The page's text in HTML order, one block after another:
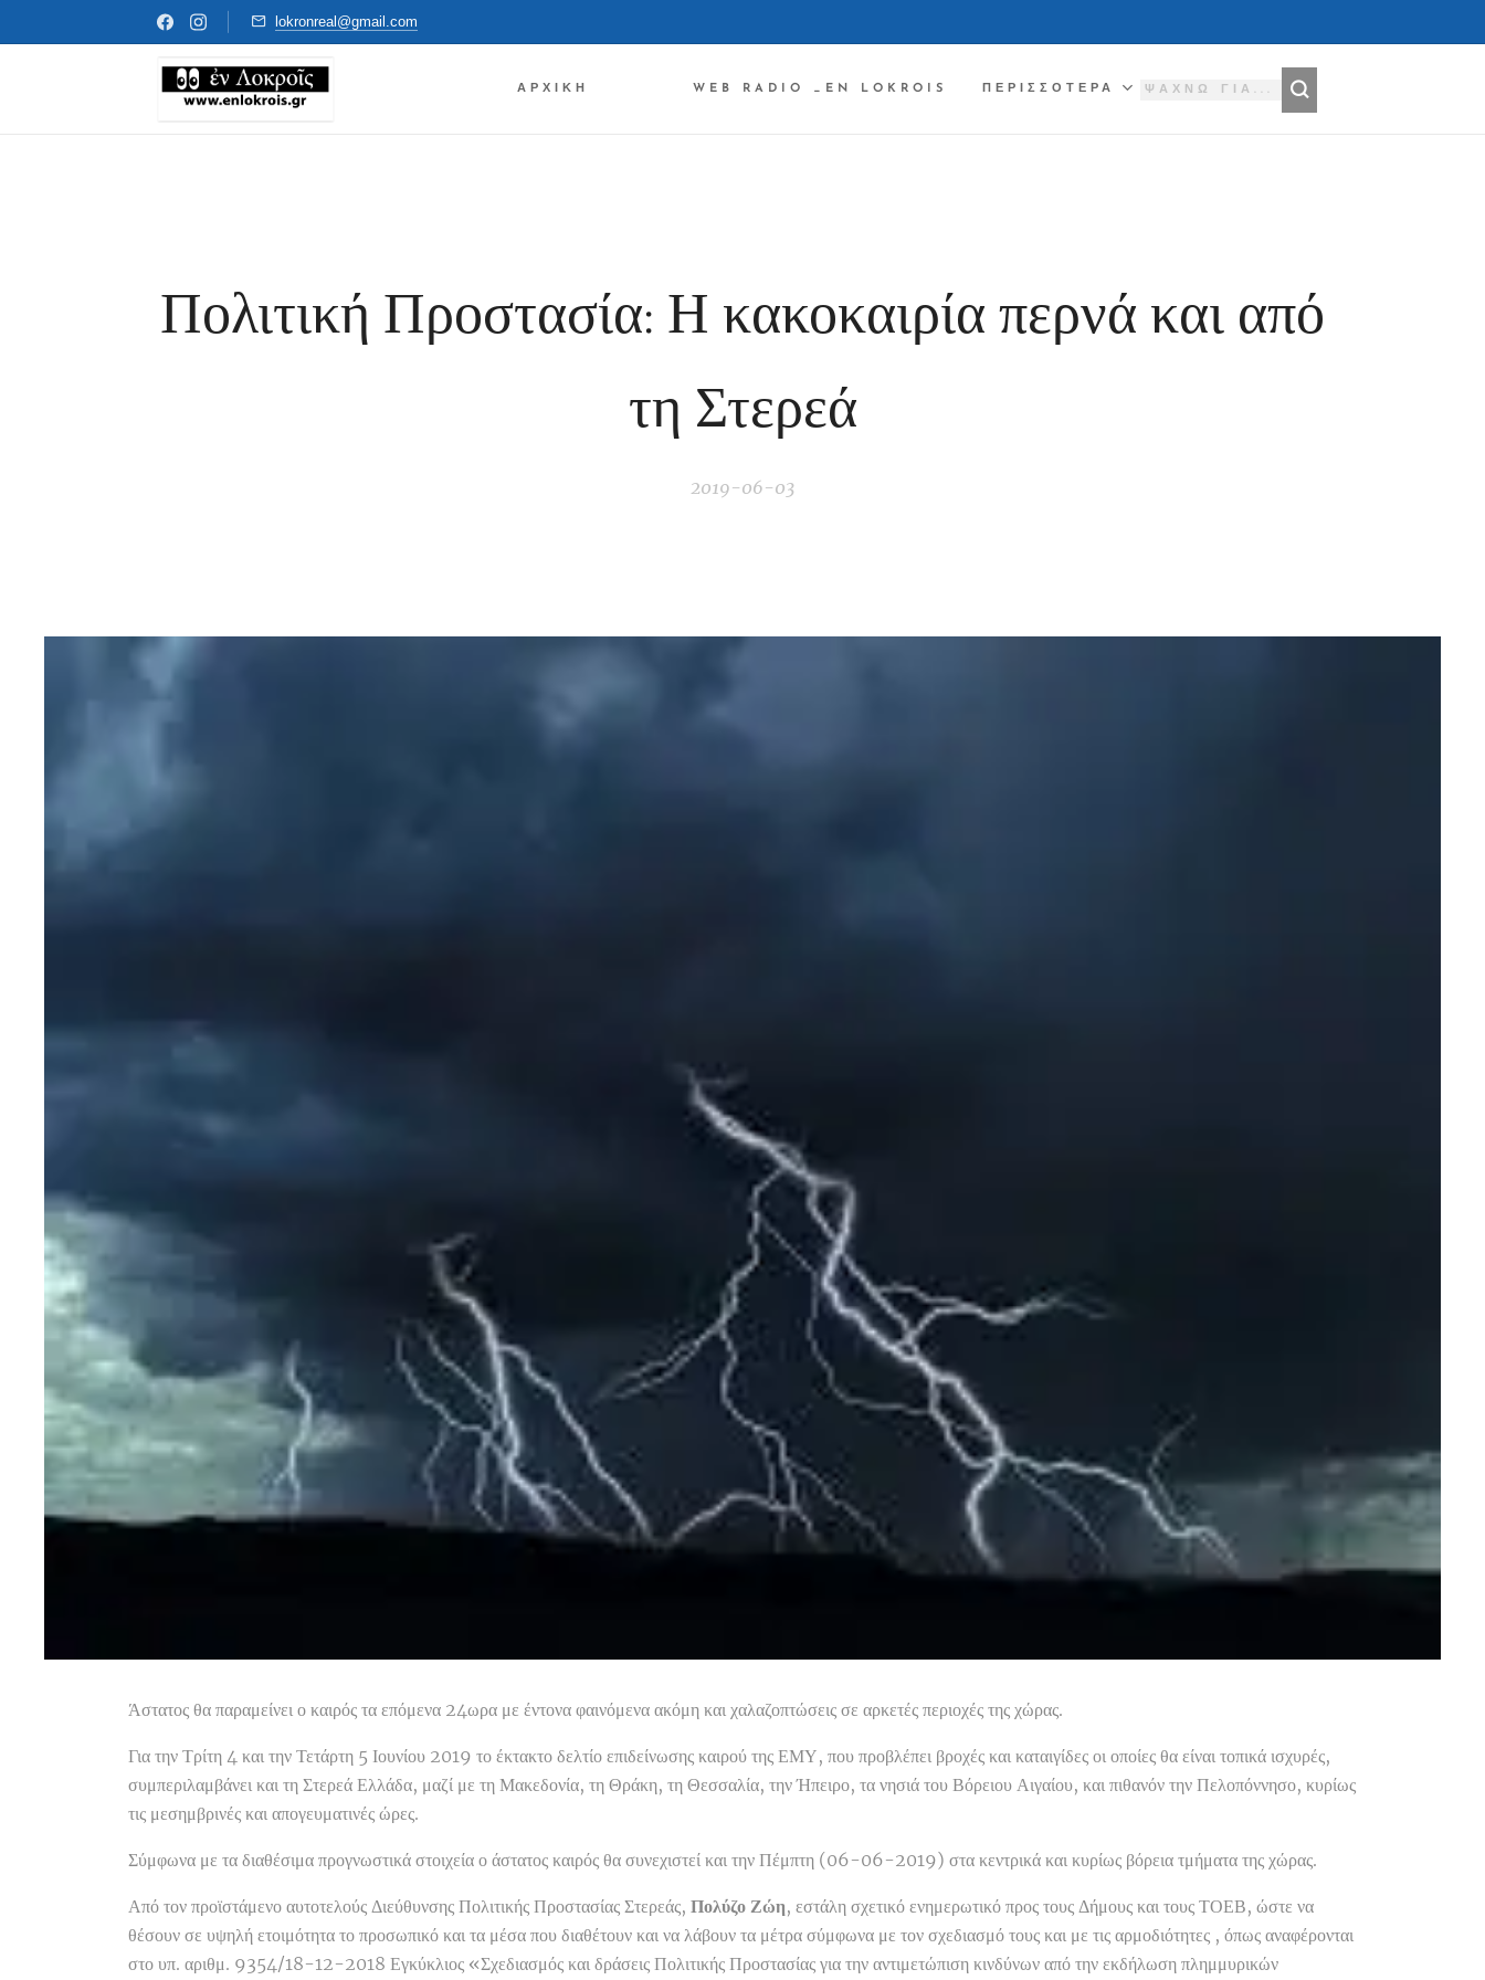
lokronreal@gmail.com
ΑΡΧΙΚΉ ✔✔✔ WEB RADIO _EN LOKROIS ΠΕΡΙΣΣΌΤΕΡΑ
Πολιτική Προστασία: Η κακοκαιρία περνά και από
τη Στερεά
2019-06-03
Άστατος θα παραμείνει ο καιρός τα επόμενα 24ωρα με έντονα φαινόμενα ακόμη και χαλαζοπτώσεις σε αρκετές περιοχές της χώρας.
Για την Τρίτη 4 και την Τετάρτη 5 Ιουνίου 2019 το έκτακτο δελτίο επιδείνωσης καιρού της ΕΜΥ, που προβλέπει βροχές και καταιγίδες οι οποίες θα είναι τοπικά ισχυρές,
συμπεριλαμβάνει και τη Στερεά Ελλάδα, μαζί με τη Μακεδονία, τη Θράκη, τη Θεσσαλία, την Ήπειρο, τα νησιά του Βόρειου Αιγαίου, και πιθανόν την Πελοπόννησο, κυρίως
τις μεσημβρινές και απογευματινές ώρες.
Σύμφωνα με τα διαθέσιμα προγνωστικά στοιχεία ο άστατος καιρός θα συνεχιστεί και την Πέμπτη (06-06-2019) στα κεντρικά και κυρίως βόρεια τμήματα της χώρας.
Από τον προϊστάμενο αυτοτελούς Διεύθυνσης Πολιτικής Προστασίας Στερεάς, Πολύζο Ζώη, εστάλη σχετικό ενημερωτικό προς τους Δήμους και τους ΤΟΕΒ, ώστε να
θέσουν σε υψηλή ετοιμότητα το προσωπικό και τα μέσα που διαθέτουν και να λάβουν τα μέτρα σύμφωνα με τον σχεδιασμό τους και με τις αρμοδιότητες , όπως αναφέρονται
στο υπ. αριθμ. 9354/18-12-2018 Εγκύκλιος «Σχεδιασμός και δράσεις Πολιτικής Προστασίας για την αντιμετώπιση κινδύνων από την εκδήλωση πλημμυρικών